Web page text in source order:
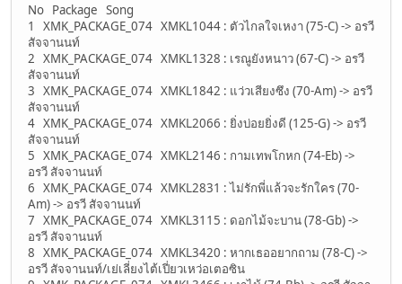
No Package Song
1 XMK_PACKAGE_074 XMKL1044 : ตัวไกลใจเหงา (75-C) -> อรวี
สัจจานนท์
2 XMK_PACKAGE_074 XMKL1328 : เรณูยังหนาว (67-C) -> อรวี
สัจจานนท์
3 XMK_PACKAGE_074 XMKL1842 : แว่วเสียงซึง (70-Am) -> อรวี
สัจจานนท์
4 XMK_PACKAGE_074 XMKL2066 : ยิ่งบ่อยยิ่งดี (125-G) -> อรวี
สัจจานนท์
5 XMK_PACKAGE_074 XMKL2146 : กามเทพโกหก (74-Eb) ->
อรวี สัจจานนท์
6 XMK_PACKAGE_074 XMKL2831 : ไม่รักพี่แล้วจะรักใคร (70-
Am) -> อรวี สัจจานนท์
7 XMK_PACKAGE_074 XMKL3115 : ดอกไม้จะบาน (78-Gb) ->
อรวี สัจจานนท์
8 XMK_PACKAGE_074 XMKL3420 : หากเธออยากถาม (78-C) ->
อรวี สัจจานนท์/เย่เลี่ยงไต้เปี่ยวเหว่อเตอซิน